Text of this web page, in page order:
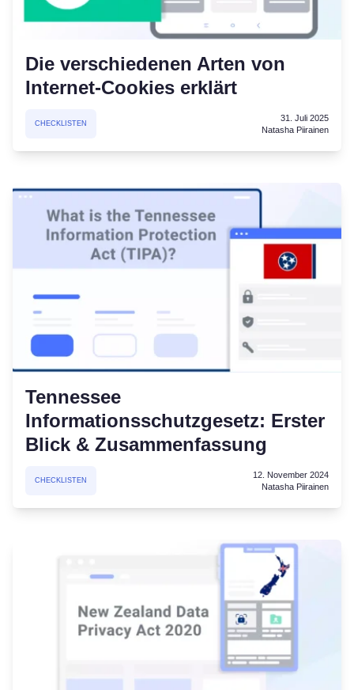
Die verschiedenen Arten von
Internet-Cookies erklärt
CHECKLISTEN
31. Juli 2025
Natasha Piirainen
Tennessee
Informationsschutzgesetz: Erster
Blick & Zusammenfassung
CHECKLISTEN
12. November 2024
Natasha Piirainen